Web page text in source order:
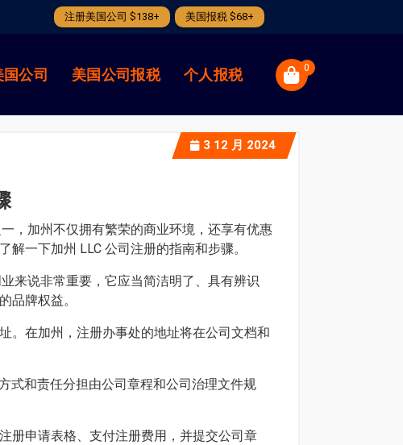
注册美国公司 $138+ 美国报税 $68+
公司 美国公司报税 个人报税 0
3 12 月 2024
，加州不仅拥有繁荣的商业环境，还享有优惠
一下加州 LLC 公司注册的指南和步骤。
来说非常重要，它应当简洁明了、具有辨识
品牌权益。
。在加州，注册办事处的地址将在公司文档和
式和责任分担由公司章程和公司治理文件规
册申请表格、支付注册费用，并提交公司章